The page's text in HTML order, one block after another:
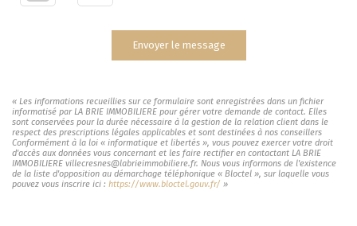
Envoyer le message
« Les informations recueillies sur ce formulaire sont enregistrées dans un fichier
informatisé par LA BRIE IMMOBILIERE pour gérer votre demande de contact. Elles
sont conservées pour la durée nécessaire à la gestion de la relation client dans le
respect des prescriptions légales applicables et sont destinées à nos conseillers
Conformément à la loi « informatique et libertés », vous pouvez exercer votre droit
d'accès aux données vous concernant et les faire rectifier en contactant LA BRIE
IMMOBILIERE villecresnes@labrieimmobiliere.fr. Nous vous informons de l'existence
de la liste d'opposition au démarchage téléphonique « Bloctel », sur laquelle vous
pouvez vous inscrire ici : https://www.bloctel.gouv.fr/ »